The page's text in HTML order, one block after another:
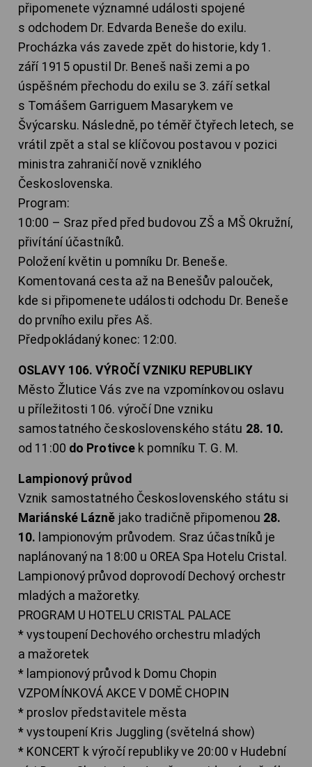
připomenete významné události spojené
s odchodem Dr. Edvarda Beneše do exilu.
Procházka vás zavede zpět do historie, kdy 1.
září 1915 opustil Dr. Beneš naši zemi a po
úspěšném přechodu do exilu se 3. září setkal
s Tomášem Garriguem Masarykem ve
Švýcarsku. Následně, po téměř čtyřech letech, se
vrátil zpět a stal se klíčovou postavou v pozici
ministra zahraničí nově vzniklého
Československa.
Program:
10:00 – Sraz před před budovou ZŠ a MŠ Okružní,
přivítání účastníků.
Položení květin u pomníku Dr. Beneše.
Komentovaná cesta až na Benešův palouček,
kde si připomenete události odchodu Dr. Beneše
do prvního exilu přes Aš.
Předpokládaný konec: 12:00.
OSLAVY 106. VÝROČÍ VZNIKU REPUBLIKY
Město Žlutice Vás zve na vzpomínkovou oslavu
u příležitosti 106. výročí Dne vzniku
samostatného československého státu 28. 10.
od 11:00 do Protivce k pomníku T. G. M.
Lampionový průvod
Vznik samostatného Československého státu si
Mariánské Lázně jako tradičně připomenou 28.
10. lampionovým průvodem. Sraz účastníků je
naplánovaný na 18:00 u OREA Spa Hotelu Cristal.
Lampionový průvod doprovodí Dechový orchestr
mladých a mažoretky.
PROGRAM U HOTELU CRISTAL PALACE
* vystoupení Dechového orchestru mladých
a mažoretek
* lampionový průvod k Domu Chopin
VZPOMÍNKOVÁ AKCE V DOMĚ CHOPIN
* proslov představitele města
* vystoupení Kris Juggling (světelná show)
* KONCERT k výročí republiky ve 20:00 v Hudební